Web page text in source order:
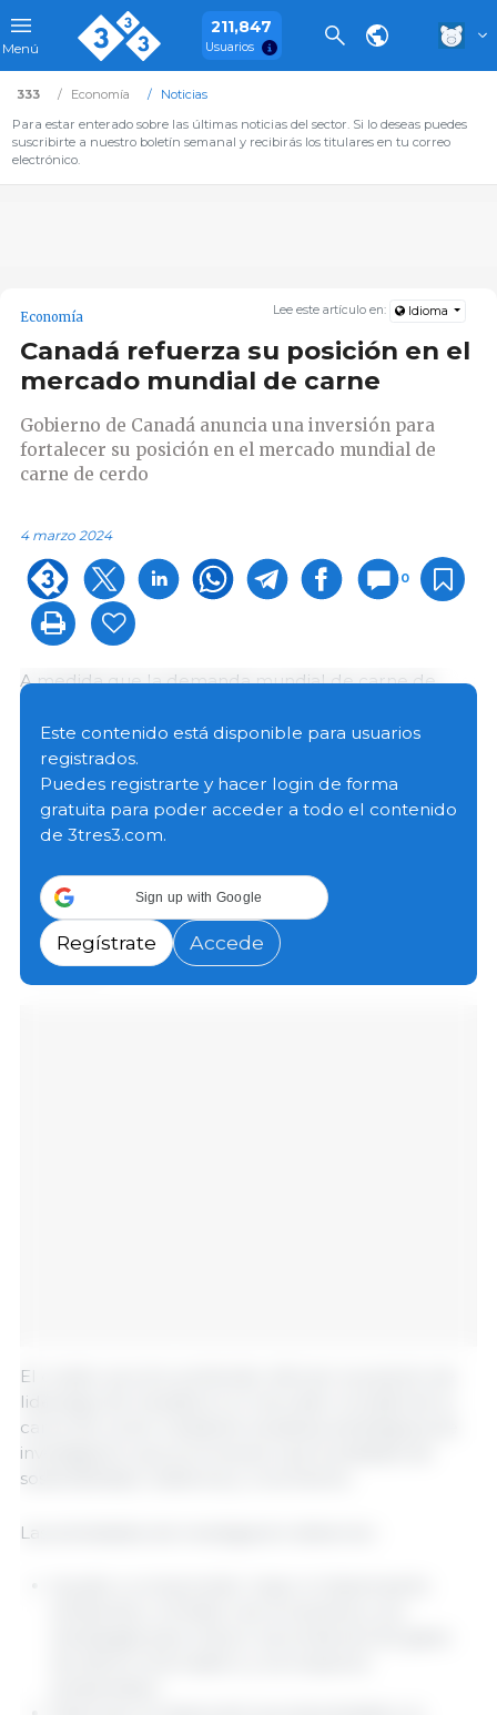
Menú
211,847
Usuarios
333 Economía
Noticias
Para estar enterado sobre las últimas noticias del sector. Si lo deseas puedes
suscribirte a nuestro boletín semanal y recibirás los titulares en tu correo
electrónico.
Lee este artículo en: Idioma
Economía
Canadá refuerza su posición en el
mercado mundial de carne
Gobierno de Canadá anuncia una inversión para
fortalecer su posición en el mercado mundial de
carne de cerdo
4 marzo 2024
0
A medida que la demanda mundial de carne de
necesitan tener acceso a las últimas investigaciones y
tecnologías para llevar sus productos de alta calidad
a los estantes de las tiendas de comestibles en
Canadá y en todo el mundo.
Ministra de Ingresos Nacionales, la Honorable Marie-
Claude Bibeau, ha anunciado una financiación de
hasta USD 10,6 millones para el Swine Innovation
Porc (SIP).
El cluster porcino pretende reforzar la posición de
liderazgo de Canadá en el mercado mundial de la
carne de cerdo mediante iniciativas estratégicas de
investigación que promuevan oportunidades de
sostenibilidad, resiliencia y crecimiento.
Las actividades de investigación deberían :
Este contenido está disponible para usuarios
registrados.
Puedes registrarte y hacer login de forma
gratuita para poder acceder a todo el contenido
de 3tres3.com.
Sign up with Google
Regístrate Accede